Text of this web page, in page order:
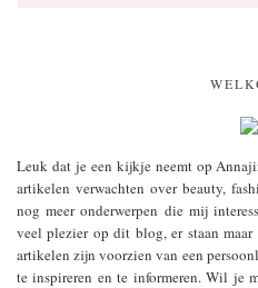
Leuk dat je een kijkje neemt op
artikelen verwachten over beauty,
nog meer onderwerpen die mij
veel plezier op dit blog, er staan
artikelen zijn voorzien van een
te inspireren en te informeren. Wil je